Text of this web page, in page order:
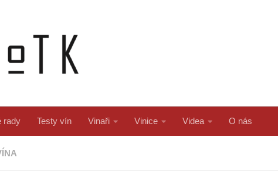
rady Testy vín Vinaři Vinice Videa O nás